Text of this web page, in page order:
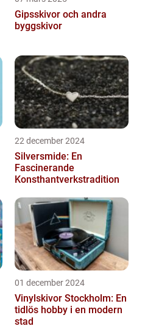
Gipsskivor och andra
byggskivor
22 december 2024
Silversmide: En
Fascinerande
Konsthantverkstradition
01 december 2024
Vinylskivor Stockholm: En
tidlös hobby i en modern
stad